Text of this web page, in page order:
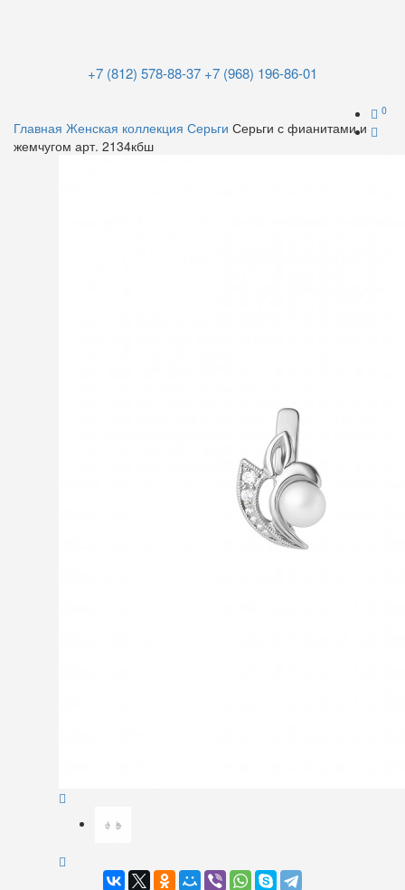
+7 (812) 578-88-37 +7 (968) 196-86-01
0
Главная Женская коллекция Серьги Серьги с фианитами и
жемчугом арт. 2134кбш